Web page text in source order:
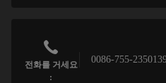
전화를 거세요
:
0086-755-